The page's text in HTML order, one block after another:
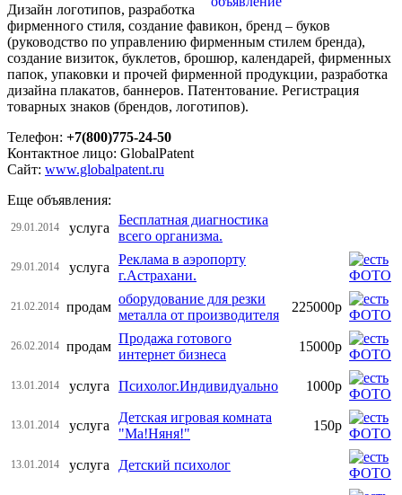
Дизайн логотипов, разработка
фирменного стиля, создание фавикон, бренд – буков
(руководство по управлению фирменным стилем бренда),
создание визиток, буклетов, брошюр, календарей, фирменных
папок, упаковки и прочей фирменной продукции, разработка
дизайна плакатов, баннеров. Патентование. Регистрация
товарных знаков (брендов, логотипов).
Телефон: +7(800)775-24-50
Контактное лицо: GlobalPatent
Сайт: www.globalpatent.ru
Еще объявления:
29.01.2014 услуга
Бесплатная диагностика
всего организма.
29.01.2014 услуга
Реклама в аэропорту
г.Астрахани.
21.02.2014 продам
оборудование для резки
металла от производителя
225000р
26.02.2014 продам
Продажа готового
интернет бизнеса
15000р
13.01.2014 услуга Психолог.Индивидуально 1000р
13.01.2014 услуга
Детская игровая комната
"Ма!Няня!"
150р
13.01.2014 услуга Детский психолог